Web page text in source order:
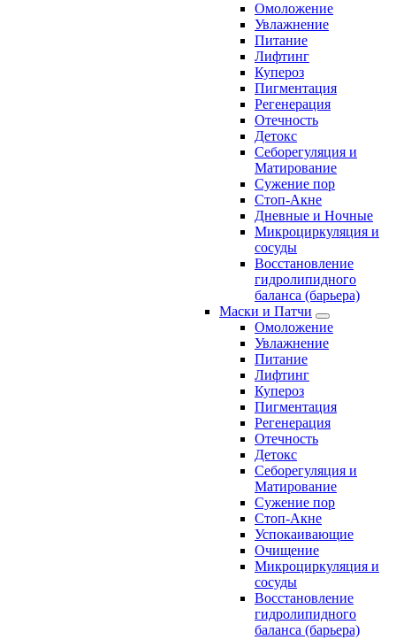
Омоложение
Увлажнение
Питание
Лифтинг
Купероз
Пигментация
Регенерация
Отечность
Детокс
Себорегуляция и
Матирование
Сужение пор
Стоп-Акне
Дневные и Ночные
Микроциркуляция и
сосуды
Восстановление
гидролипидного
баланса (барьера)
Маски и Патчи
Омоложение
Увлажнение
Питание
Лифтинг
Купероз
Пигментация
Регенерация
Отечность
Детокс
Себорегуляция и
Матирование
Сужение пор
Стоп-Акне
Успокаивающие
Очищение
Микроциркуляция и
сосуды
Восстановление
гидролипидного
баланса (барьера)